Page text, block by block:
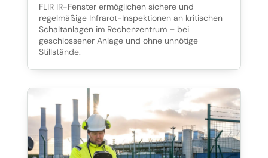
FLIR IR-Fenster ermöglichen sichere und
regelmäßige Infrarot-Inspektionen an kritischen
Schaltanlagen im Rechenzentrum – bei
geschlossener Anlage und ohne unnötige
Stillstände.